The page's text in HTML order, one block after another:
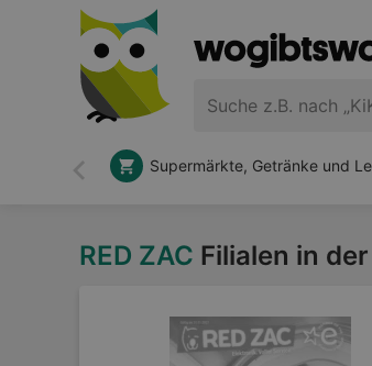
Zurück
Supermärkte, Getränke und
RED ZAC Filialen in